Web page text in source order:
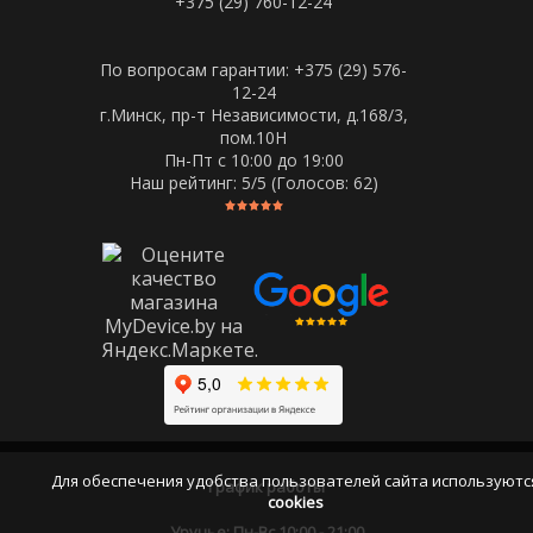
По вопросам гарантии: +375 (29) 576-
12-24
г.Минск, пр-т Независимости, д.168/3,
пом.10Н
Пн-Пт c 10:00 до 19:00
Наш рейтинг: 5/5 (Голосов: 62)
График работы
Для обеспечения удобства пользователей сайта
cookies